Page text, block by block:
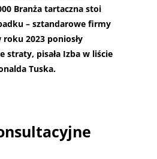
Branża tartaczna stoi
– sztandarowe firmy
2023 poniosły
straty, pisała Izba w liście
Tuska.